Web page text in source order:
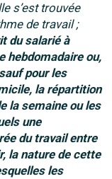
s’est trouvée
de travail ;
du salarié à
hebdomadaire ou,
pour les
la répartition
la semaine ou les
une
du travail entre
la nature de cette
les